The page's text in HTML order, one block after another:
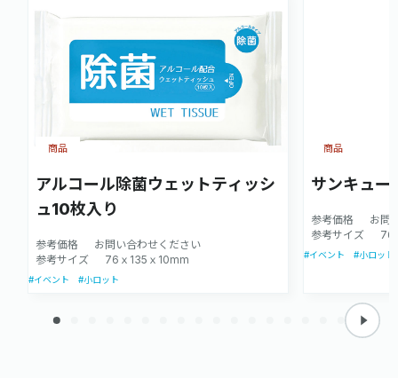
アルコール除菌ウェットティッシ
ュ10枚入り
参考価格
お問い合わせください
参考サイズ
76ｘ135ｘ10mm
商品
#イベント #小ロット
サンキュー
参考価格
お問
参考サイズ
76
商品
#イベント #小ロット